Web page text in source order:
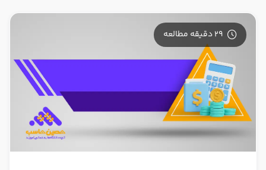
29 دقیقه مطالعه
ارتقا به حسابدار حرفه ای